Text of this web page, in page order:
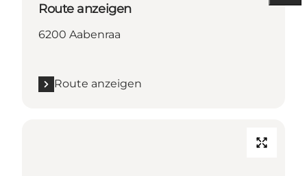
Route anzeigen
6200 Aabenraa
Route anzeigen